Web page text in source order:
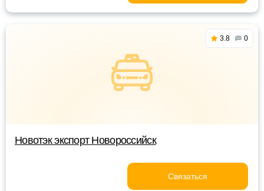
3.8 0
Новотэк экспорт Новороссийск
Связаться